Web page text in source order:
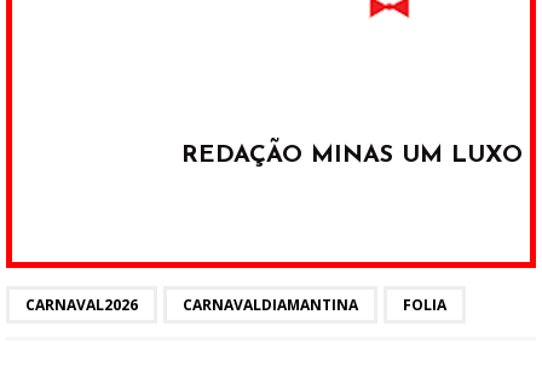
REDAÇÃO MINAS UM LUXO
CARNAVAL2026 CARNAVALDIAMANTINA FOLIA